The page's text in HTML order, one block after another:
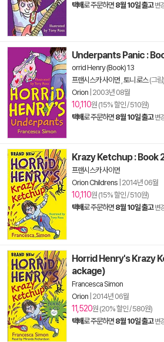
택배로 주문하면 8월 10일 출고 변
Underpants Panic :
orrid Henry (Book) 13
프랜시스카 사이먼 토니 로스(그림)
Orion 2003년 08월
10,110원 (15% 할인 / 510원)
택배로 주문하면 8월 10일 출고 변
Krazy Ketchup : Book
프랜시스카 사이먼
Orion Childrens 2014년 06월
10,110원 (15% 할인 / 510원)
택배로 주문하면 8월 10일 출고 변
Horrid Henry's Krazy
ackage)
Francesca Simon
Orion 2014년 06월
11,520원 (20% 할인 / 580원)
택배로 주문하면 8월 10일 출고 변